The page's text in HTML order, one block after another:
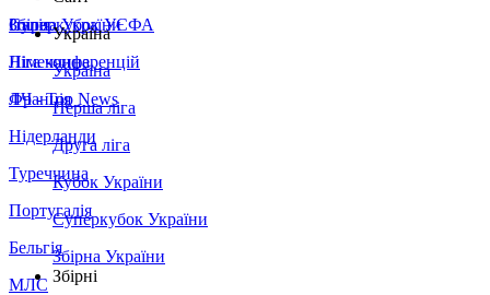
Збірна України
Італія
Німеччина
Франція
Нідерланди
Туреччина
Португалія
Бельгія
МЛС
Суперкубок УЄФА
Ліга конференцій
ЛЧ - Top News
Україна
Україна
Перша ліга
Друга ліга
Кубок України
Суперкубок України
Збірна України
Збірні